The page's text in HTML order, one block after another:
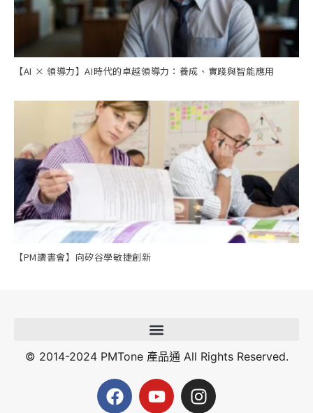
【AI × 領導力】AI時代的卓越領導力：養成、實踐與智能應用
【PM讀書會】向矽谷學敏捷創新
© 2014-2024 PMTone 產品通 All Rights Reserved.